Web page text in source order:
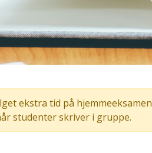
ekstra tid på
studenter skriver i gruppe.